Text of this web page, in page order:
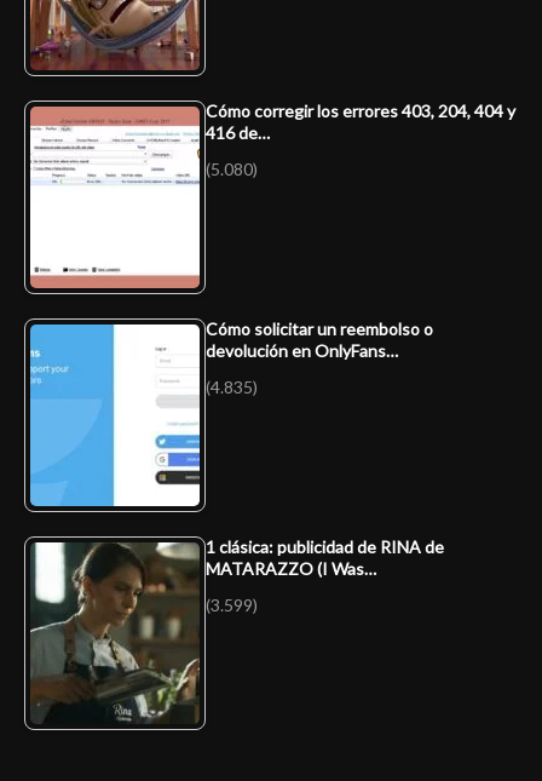
Cómo corregir los errores 403, 204, 404 y
416 de…
(5.080)
Cómo solicitar un reembolso o
devolución en OnlyFans…
(4.835)
1 clásica: publicidad de RINA de
MATARAZZO (I Was…
(3.599)